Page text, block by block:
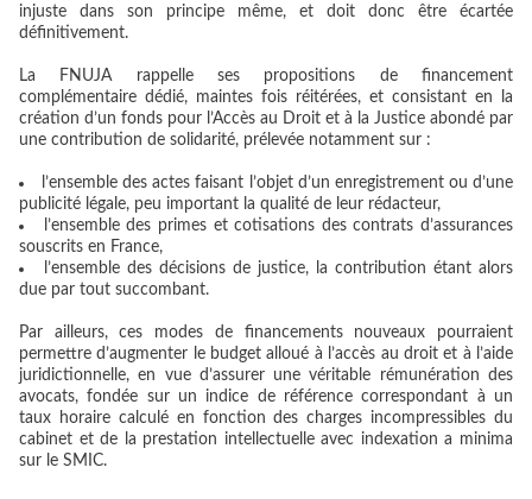
injuste dans son principe même, et doit donc être écartée
définitivement.
La FNUJA rappelle ses propositions de financement
complémentaire dédié, maintes fois réitérées, et consistant en la
création d’un fonds pour l’Accès au Droit et à la Justice abondé par
une contribution de solidarité, prélevée notamment sur :
l’ensemble des actes faisant l’objet d’un enregistrement ou d’une
publicité légale, peu important la qualité de leur rédacteur,
l’ensemble des primes et cotisations des contrats d’assurances
souscrits en France,
l’ensemble des décisions de justice, la contribution étant alors
due par tout succombant.
Par ailleurs, ces modes de financements nouveaux pourraient
permettre d’augmenter le budget alloué à l’accès au droit et à l’aide
juridictionnelle, en vue d’assurer une véritable rémunération des
avocats, fondée sur un indice de référence correspondant à un
taux horaire calculé en fonction des charges incompressibles du
cabinet et de la prestation intellectuelle avec indexation a minima
sur le SMIC.